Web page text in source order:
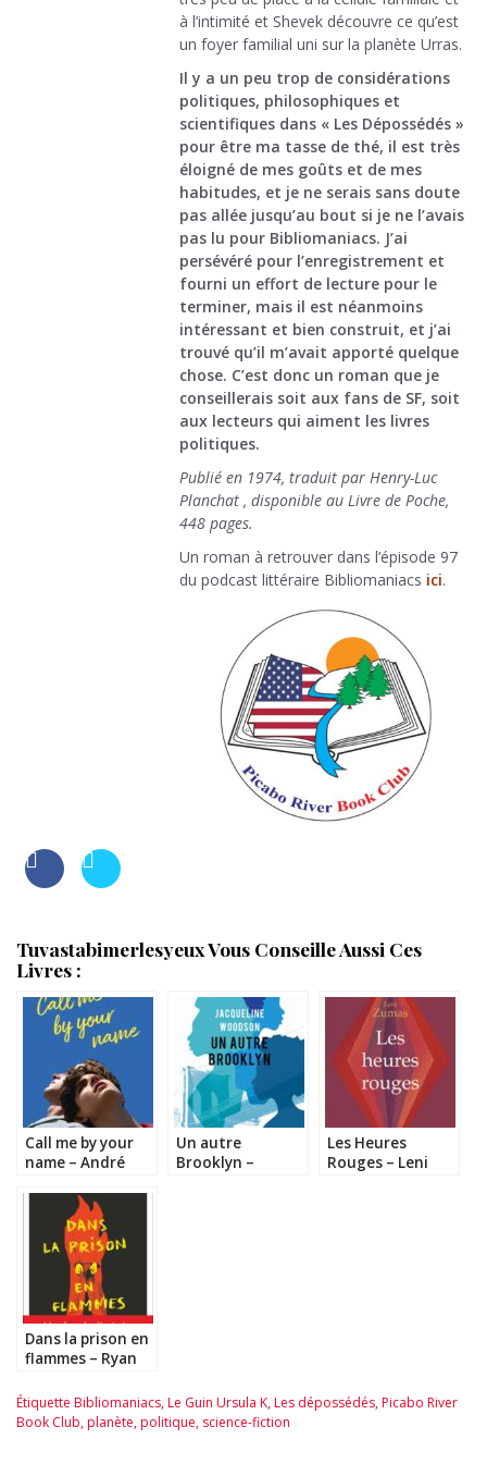
à l’intimité et Shevek découvre ce qu’est
un foyer familial uni sur la planète Urras.
Il y a un peu trop de considérations
politiques, philosophiques et
scientifiques dans « Les Dépossédés »
pour être ma tasse de thé, il est très
éloigné de mes goûts et de mes
habitudes, et je ne serais sans doute
pas allée jusqu’au bout si je ne l’avais
pas lu pour Bibliomaniacs. J’ai
persévéré pour l’enregistrement et
fourni un effort de lecture pour le
terminer, mais il est néanmoins
intéressant et bien construit, et j’ai
trouvé qu’il m’avait apporté quelque
chose. C’est donc un roman que je
conseillerais soit aux fans de SF, soit
aux lecteurs qui aiment les livres
politiques.
Publié en 1974, traduit par Henry-Luc
Planchat , disponible au Livre de Poche,
448 pages.
Un roman à retrouver dans l’épisode 97
du podcast littéraire Bibliomaniacs ici.
Tuvastabimerlesyeux Vous Conseille Aussi Ces
Livres :
Call me by your
name – André
Un autre
Brooklyn –
Les Heures
Rouges – Leni
Dans la prison en
flammes – Ryan
Étiquette Bibliomaniacs,Le Guin Ursula K,Les dépossédés,Picabo River
Book Club,planète,politique, science-fiction